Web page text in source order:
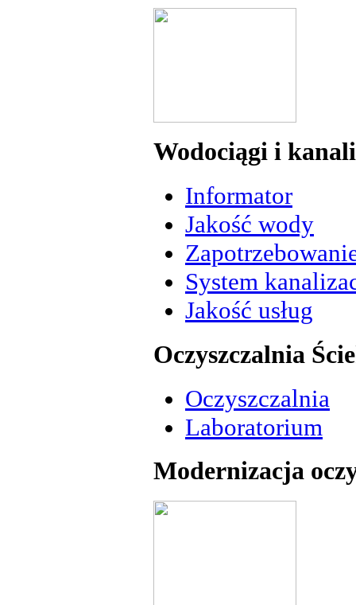
Wodociągi i
Informator
Jakość wody
System
Jakość usług
Oczyszczalnia
Oczyszczalnia
Laboratorium
Modernizacja